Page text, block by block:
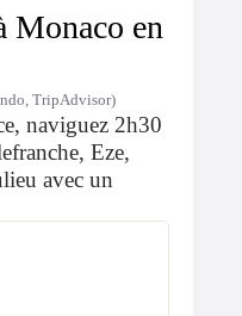
Monaco en
TripAdvisor)
naviguez 2h30
Eze,
avec un